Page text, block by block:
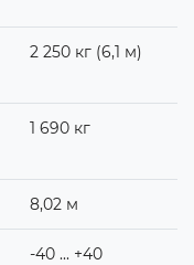
2 250 кг (6,1 м)
1 690 кг
8,02 м
-40 ... +40